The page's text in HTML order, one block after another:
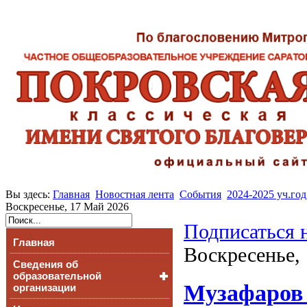
Вы здесь: Главная Новостная лента События 2024-2025 уч.год
Воскресенье, 17 Май 2026
Главная
Сведения об
образовательной
организации
Подписаться
Музафаров